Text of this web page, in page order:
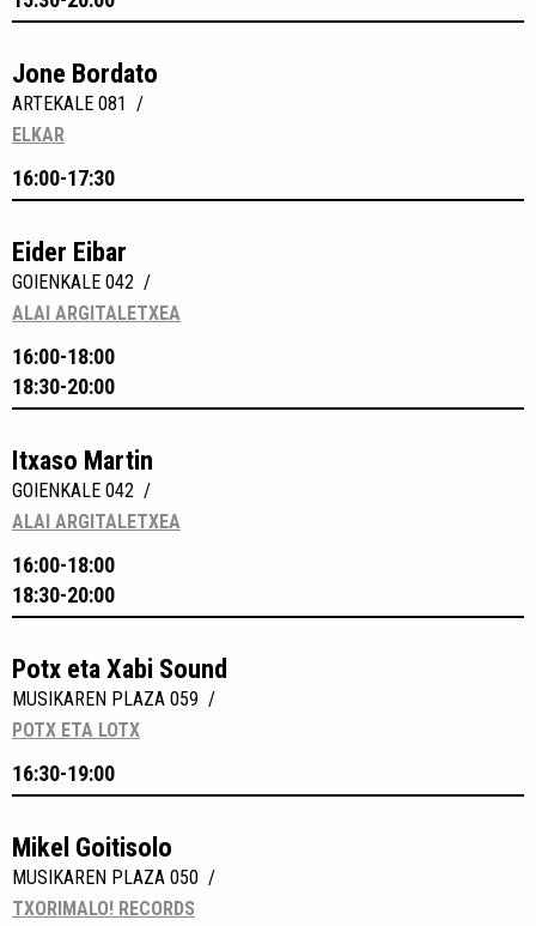
Jone Bordato
ARTEKALE 081 /
ELKAR
16:00-17:30
Eider Eibar
GOIENKALE 042 /
ALAI ARGITALETXEA
16:00-18:00
18:30-20:00
Itxaso Martin
GOIENKALE 042 /
ALAI ARGITALETXEA
16:00-18:00
18:30-20:00
Potx eta Xabi Sound
MUSIKAREN PLAZA 059 /
POTX ETA LOTX
16:30-19:00
Mikel Goitisolo
MUSIKAREN PLAZA 050 /
TXORIMALO! RECORDS